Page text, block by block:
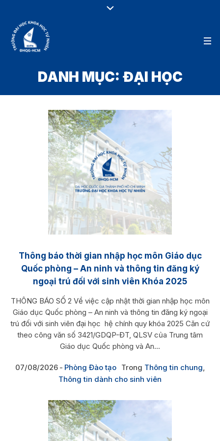
DANH MỤC: ĐẠI HỌC
Thông báo thời gian nhập học môn Giáo dục
Quốc phòng – An ninh và thông tin đăng ký
ngoại trú đối với sinh viên Khóa 2025
THÔNG BÁO SỐ 2 Về việc cập nhật thời gian nhập học môn
Giáo dục Quốc phòng – An ninh và thông tin đăng ký ngoại
trú đối với sinh viên đại học hệ chính quy khóa 2025 Căn cứ
theo công văn số 3421/GDQP-ĐT, QLSV của Trung tâm
Giáo dục Quốc phòng và An...
07/08/2026 Phòng Đào tạo Trong Thông tin chung,
Thông tin dành cho sinh viên